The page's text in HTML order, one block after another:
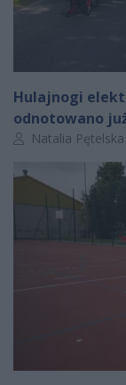
Hulajnogi
odnotowano
Autor artykułu:
Natalia Pętelska